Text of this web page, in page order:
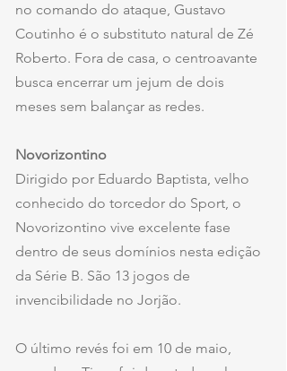
no comando do ataque, Gustavo
Coutinho é o substituto natural de Zé
Roberto. Fora de casa, o centroavante
busca encerrar um jejum de dois
meses sem balançar as redes.
Novorizontino
Dirigido por Eduardo Baptista, velho
conhecido do torcedor do Sport, o
Novorizontino vive excelente fase
dentro de seus domínios nesta edição
da Série B. São 13 jogos de
invencibilidade no Jorjão.
O último revés foi em 10 de maio,